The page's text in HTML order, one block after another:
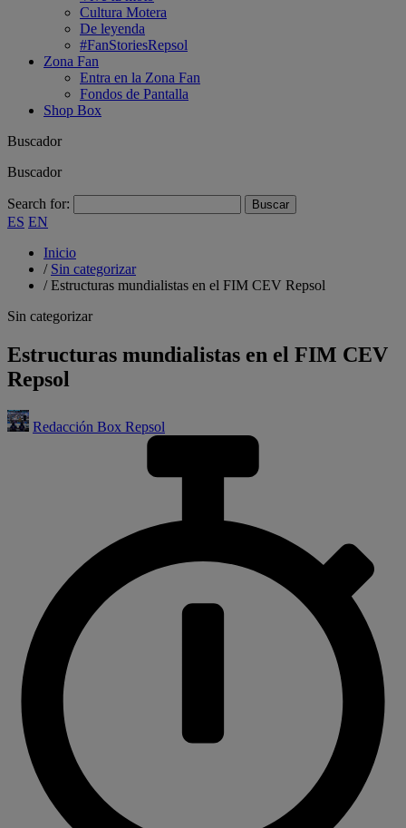
Cultura Motera
De leyenda
#FanStoriesRepsol
Zona Fan
Entra en la Zona Fan
Fondos de Pantalla
Shop Box
Buscador
Buscador
Search for:
ES EN
Inicio
/ Sin categorizar
/Estructuras mundialistas en el FIM CEV Repsol
Sin categorizar
Estructuras mundialistas en el FIM CEV
Repsol
Redacción Box Repsol